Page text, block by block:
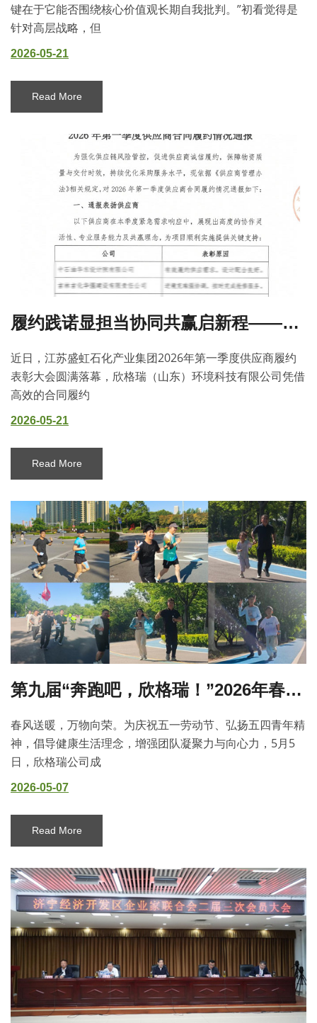
键在于它能否围绕核心价值观长期自我批判。”初看觉得是
针对高层战略，但
2026-05-21
Read More
履约践诺显担当协同共赢启新程——欣格瑞获盛虹石化供应商合同履约通报表扬
近日，江苏盛虹石化产业集团2026年第一季度供应商履约
表彰大会圆满落幕，欣格瑞（山东）环境科技有限公司凭借
高效的合同履约
2026-05-21
Read More
第九届“奔跑吧，欣格瑞！”2026年春季健身活动（太白湖站）圆满举行
春风送暖，万物向荣。为庆祝五一劳动节、弘扬五四青年精
神，倡导健康生活理念，增强团队凝聚力与向心力，5月5
日，欣格瑞公司成
2026-05-07
Read More